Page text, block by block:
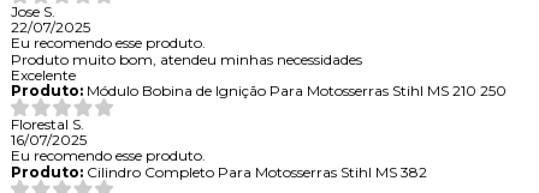
Jose S.
22/07/2025
Eu recomendo esse produto.
Produto muito bom, atendeu minhas necessidades
Excelente
Produto:Módulo Bobina de Ignição Para Motosserras Stihl MS 210 250
Florestal S.
16/07/2025
Eu recomendo esse produto.
Produto:Cilindro Completo Para Motosserras Stihl MS 382